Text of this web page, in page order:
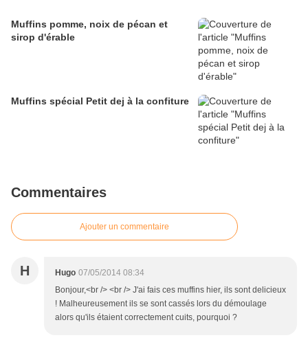
Muffins pomme, noix de pécan et
sirop d'érable
Muffins spécial Petit dej à la confiture
Commentaires
Ajouter un commentaire
H Hugo 07/05/2014 08:34
Bonjour,<br /> <br /> J'ai fais ces muffins hier, ils sont delicieux
! Malheureusement ils se sont cassés lors du démoulage
alors qu'ils étaient correctement cuits, pourquoi ?